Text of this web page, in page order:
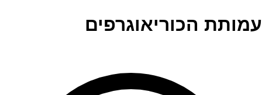
עמותת הכוריאוגרפים